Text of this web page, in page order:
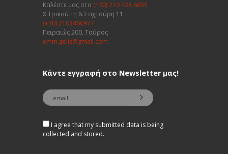
Καλέστε μας στο (+30) 210 428 6605
Χ.Τρικούπη & Σαχτούρη 11
(+30) 2103460977
Πειραιώς 200, Ταύρος
emm.gelis@gmail.com
Κάντε εγγραφή στο Newsletter μας!
I agree that my submitted data is being
collected and stored.